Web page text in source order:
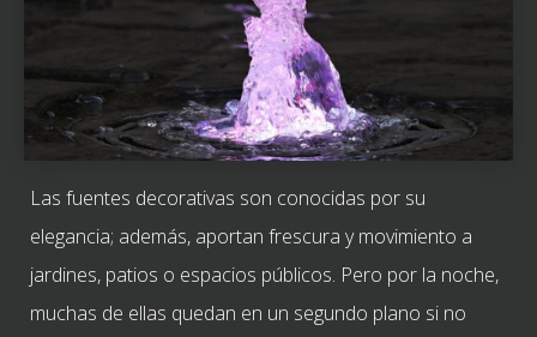
Las fuentes decorativas son conocidas por su
elegancia; además, aportan frescura y movimiento a
jardines, patios o espacios públicos. Pero por la noche,
muchas de ellas quedan en un segundo plano si no